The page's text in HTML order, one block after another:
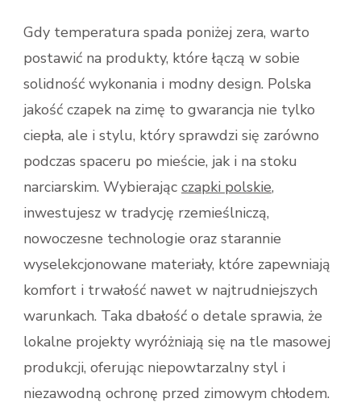
Gdy temperatura spada poniżej zera, warto
postawić na produkty, które łączą w sobie
solidność wykonania i modny design. Polska
jakość czapek na zimę to gwarancja nie tylko
ciepła, ale i stylu, który sprawdzi się zarówno
podczas spaceru po mieście, jak i na stoku
narciarskim. Wybierając czapki polskie,
inwestujesz w tradycję rzemieślniczą,
nowoczesne technologie oraz starannie
wyselekcjonowane materiały, które zapewniają
komfort i trwałość nawet w najtrudniejszych
warunkach. Taka dbałość o detale sprawia, że
lokalne projekty wyróżniają się na tle masowej
produkcji, oferując niepowtarzalny styl i
niezawodną ochronę przed zimowym chłodem.